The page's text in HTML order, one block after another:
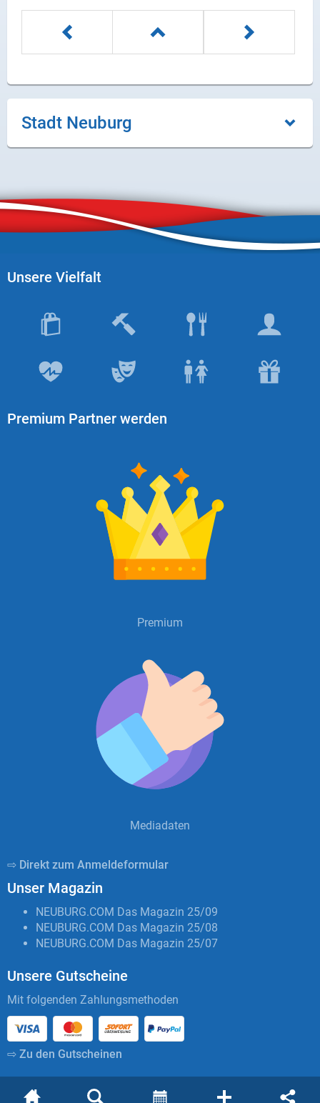
Stadt Neuburg
Unsere Vielfalt
Premium Partner werden
Premium
Mediadaten
⇨ Direkt zum Anmeldeformular
Unser Magazin
NEUBURG.COM Das Magazin 25/09
NEUBURG.COM Das Magazin 25/08
NEUBURG.COM Das Magazin 25/07
Unsere Gutscheine
Mit folgenden Zahlungsmethoden
⇨ Zu den Gutscheinen